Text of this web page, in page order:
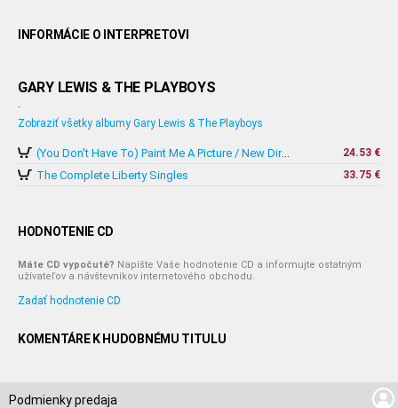
INFORMÁCIE O INTERPRETOVI
GARY LEWIS & THE PLAYBOYS
-
Zobraziť všetky albumy Gary Lewis & The Playboys
(You Don't Have To) Paint Me A Picture / New Directions / Now! 24.53 €
The Complete Liberty Singles 33.75 €
HODNOTENIE CD
Máte CD vypočuté? Napíšte Vaše hodnotenie CD a informujte ostatným
užívateľov a návštevníkov internetového obchodu.
Zadať hodnotenie CD
KOMENTÁRE K HUDOBNÉMU TITULU
Podmienky predaja